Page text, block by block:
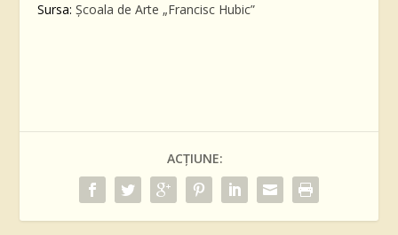
Sursa:Școala de Arte „Francisc Hubic”
ACȚIUNE: